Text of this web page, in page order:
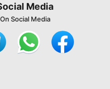
Media
Social Media